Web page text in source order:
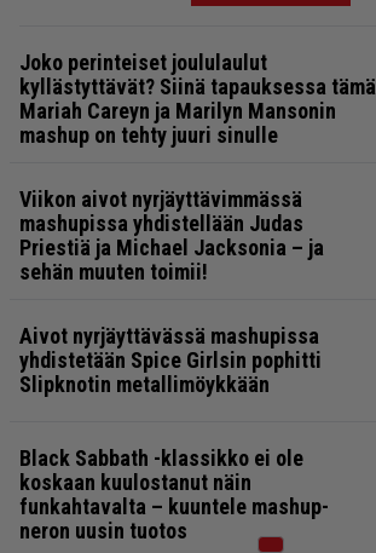
Joko perinteiset joululaulut
kyllästyttävät? Siinä tapauksessa tämä
Mariah Careyn ja Marilyn Mansonin
mashup on tehty juuri sinulle
Viikon aivot nyrjäyttävimmässä
mashupissa yhdistellään Judas
Priestiä ja Michael Jacksonia – ja
sehän muuten toimii!
Aivot nyrjäyttävässä mashupissa
yhdistetään Spice Girlsin pophitti
Slipknotin metallimöykkään
Black Sabbath -klassikko ei ole
koskaan kuulostanut näin
funkahtavalta – kuuntele mashup-
neron uusin tuotos